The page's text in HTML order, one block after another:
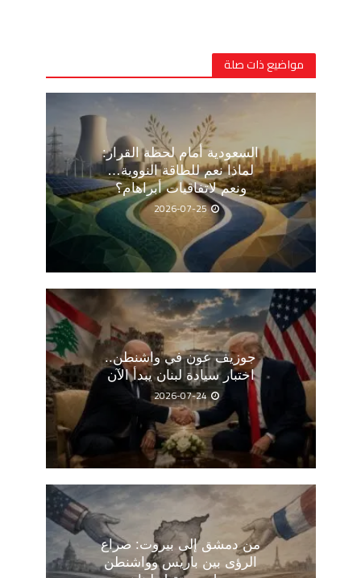
مواضيع ذات صلة
السعودية أمام لحظة القرار:
لماذا نعم للطاقة النووية…
ونعم لاتفاقيات أبراهام؟
2026-07-25
جوزيف عون في واشنطن..
اختبار سيادة لبنان يبدأ الآن
2026-07-24
من دمشق إلى بيروت: صراع
الرؤى بين باريس وواشنطن